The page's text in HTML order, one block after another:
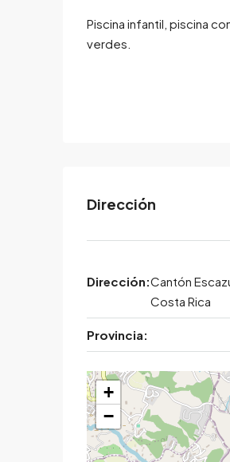
Piscina infantil, piscina
verdes.
Dirección
Dirección:Cantón
Costa Rica
Provincia:
+
−